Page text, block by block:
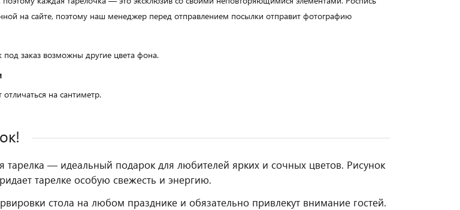
на сайте, поэтому наш менеджер перед отправлением посылки отправит фотографию
заказ возможны другие цвета фона.
на сантиметр.
тарелка — идеальный подарок для любителей ярких и сочных цветов. Рисунок
тарелке особую свежесть и энергию.
стола на любом празднике и обязательно привлекут внимание гостей.